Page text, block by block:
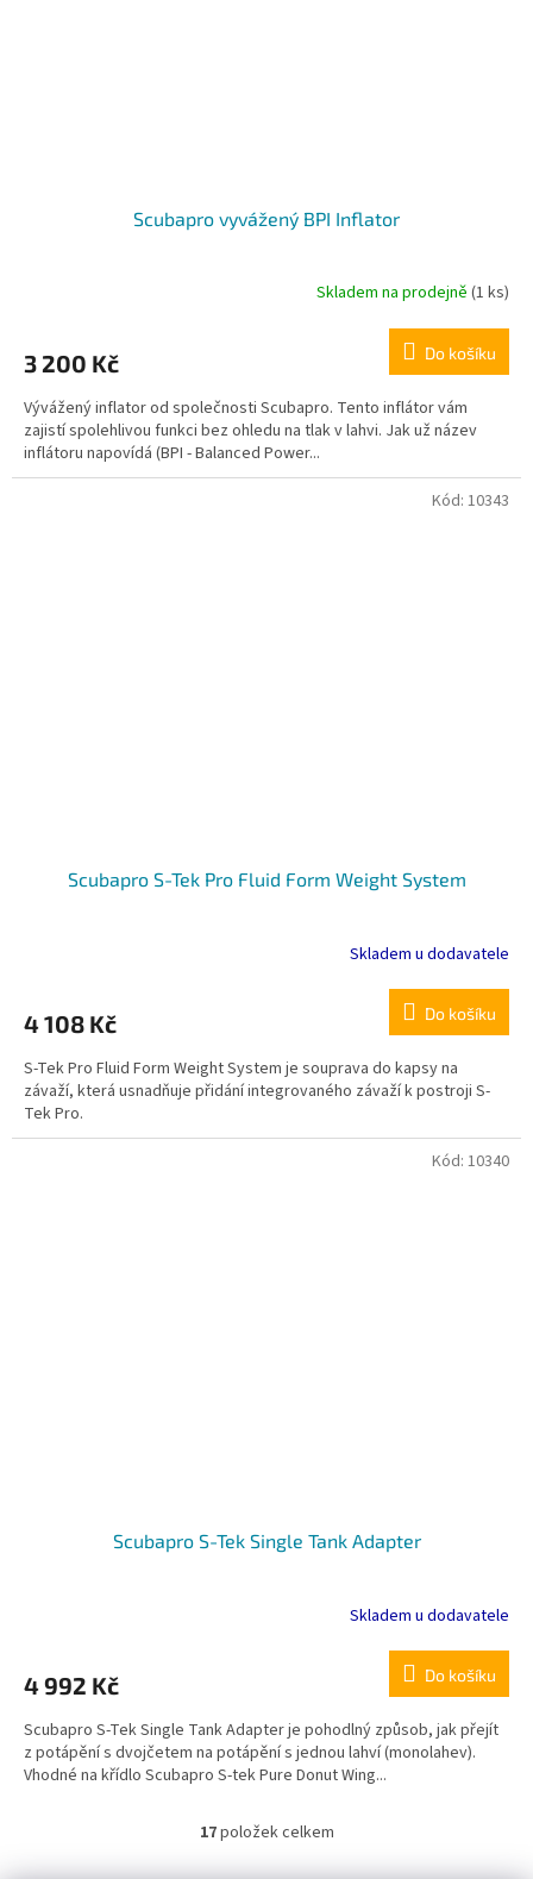
Scubapro vyvážený BPI Inflator
Skladem na prodejně (1 ks)
3 200 Kč Do košíku
Vývážený inflator od společnosti Scubapro. Tento inflátor vám
zajistí spolehlivou funkci bez ohledu na tlak v lahvi. Jak už název
inflátoru napovídá (BPI - Balanced Power...
Scubapro S-Tek Pro Fluid Form Weight System
Skladem u dodavatele
4 108 Kč Do košíku
S-Tek Pro Fluid Form Weight System je souprava do kapsy na
závaží, která usnadňuje přidání integrovaného závaží k postroji S-
Tek Pro.
Kód: 10343
Scubapro S-Tek Single Tank Adapter
Skladem u dodavatele
4 992 Kč Do košíku
Scubapro S-Tek Single Tank Adapter je pohodlný způsob, jak přejít
z potápění s dvojčetem na potápění s jednou lahví (monolahev).
Vhodné na křídlo Scubapro S-tek Pure Donut Wing...
Kód: 10340
O
17položek celkem